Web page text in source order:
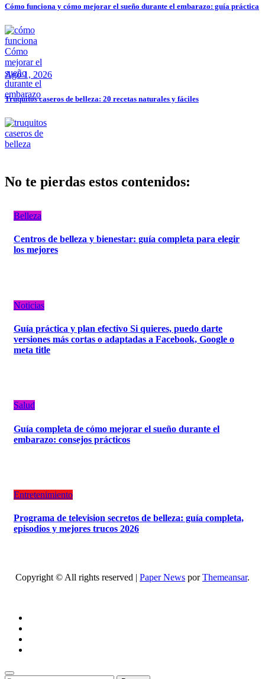
Cómo funciona y cómo mejorar el sueño durante el embarazo: guía práctica
Ago 1, 2026
Truquitos caseros de belleza: 20 recetas naturales y fáciles
No te pierdas estos contenidos:
Belleza
Centros de belleza y bienestar: guía completa para elegir
los mejores
Noticias
Guía práctica y plan efectivo Si quieres, puedo darte
versiones más cortas o adaptadas a Facebook, Google o
meta title
Salud
Guía completa de cómo mejorar el sueño durante el
embarazo: consejos prácticos
Entretenimiento
Programa de television secretos de belleza: guía completa,
episodios y mejores trucos 2026
Copyright © All rights reserved | Paper News porThemeansar.